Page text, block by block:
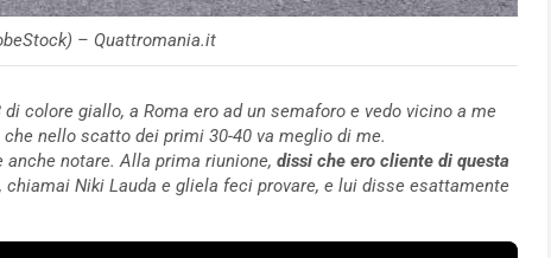
– Quattromania.it
colore giallo, a Roma ero ad un semaforo e vedo vicino a me
nello scatto dei primi 30-40 va meglio di me.
notare. Alla prima riunione, dissi che ero cliente di questa
, chiamai Niki Lauda e gliela feci provare, e lui disse esattamente